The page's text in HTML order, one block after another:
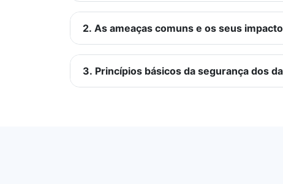
2. As ameaças comuns e os seus
3. Princípios básicos da segurança dos